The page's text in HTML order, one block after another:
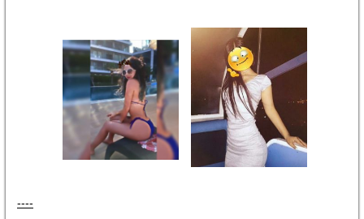
----